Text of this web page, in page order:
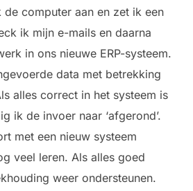
de computer aan en zet ik een
ik mijn e-mails en daarna
in ons nieuwe ERP-systeem.
data met betrekking
alles correct in het systeem is
ik de invoer naar ‘afgerond’.
met een nieuw systeem
veel leren. Als alles goed
weer ondersteunen.